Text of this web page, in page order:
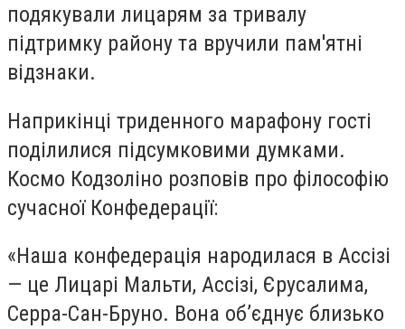
подякували лицарям за тривалу
підтримку району та вручили пам'ятні
відзнаки.
Наприкінці триденного марафону гості
поділилися підсумковими думками.
Космо Кодзоліно розповів про філософію
сучасної Конфедерації:
«Наша конфедерація народилася в Ассізі
— це Лицарі Мальти, Ассізі, Єрусалима,
Серра-Сан-Бруно. Вона об’єднує близько